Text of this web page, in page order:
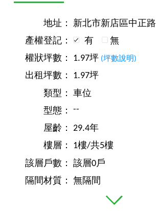
地址：
新北市新店區中正路
產權登記：
有
無
權狀坪數：
1.97坪 (坪數說明)
出租坪數：
1.97坪
類型：
車位
型態：
--
屋齡：
29.4年
樓層：
1樓/共5樓
該層戶數：
該層0戶
隔間材質：
無隔間